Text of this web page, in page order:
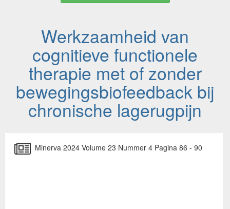
Werkzaamheid van
cognitieve functionele
therapie met of zonder
bewegingsbiofeedback bij
chronische lagerugpijn
Minerva 2024 Volume 23 Nummer 4 Pagina 86 - 90